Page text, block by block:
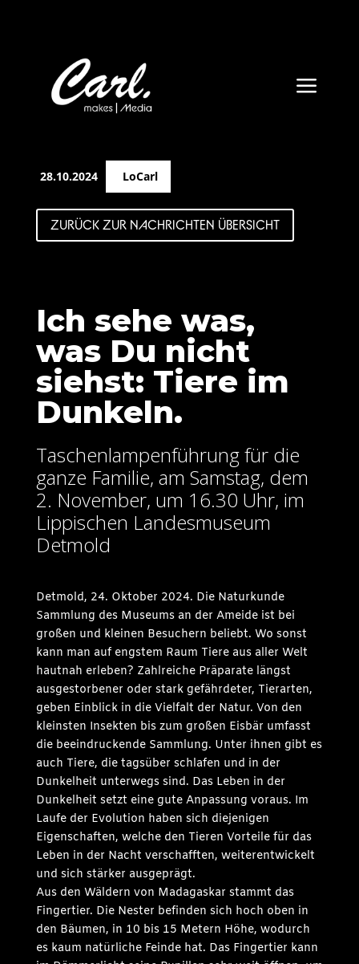
a
28.10.2024 LoCarl
ZURÜCK ZUR NACHRICHTEN ÜBERSICHT
Ich sehe was,
was Du nicht
siehst: Tiere im
Dunkeln.
Taschenlampenführung für die
ganze Familie, am Samstag, dem
2. November, um 16.30 Uhr, im
Lippischen Landesmuseum
Detmold
Detmold, 24. Oktober 2024. Die Naturkunde
Sammlung des Museums an der Ameide ist bei
großen und kleinen Besuchern beliebt. Wo sonst
kann man auf engstem Raum Tiere aus aller Welt
hautnah erleben? Zahlreiche Präparate längst
ausgestorbener oder stark gefährdeter, Tierarten,
geben Einblick in die Vielfalt der Natur. Von den
kleinsten Insekten bis zum großen Eisbär umfasst
die beeindruckende Sammlung. Unter ihnen gibt es
auch Tiere, die tagsüber schlafen und in der
Dunkelheit unterwegs sind. Das Leben in der
Dunkelheit setzt eine gute Anpassung voraus. Im
Laufe der Evolution haben sich diejenigen
Eigenschaften, welche den Tieren Vorteile für das
Leben in der Nacht verschafften, weiterentwickelt
und sich stärker ausgeprägt.
Aus den Wäldern von Madagaskar stammt das
Fingertier. Die Nester befinden sich hoch oben in
den Bäumen, in 10 bis 15 Metern Höhe, wodurch
es kaum natürliche Feinde hat. Das Fingertier kann